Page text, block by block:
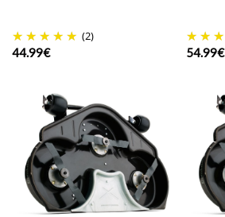
(2)
44.99€
54.99€